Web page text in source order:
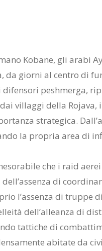
Ko­ba­ne, gli ara­bi
da gior­ni al cen­tro di
di­fen­so­ri pesh­mer­ga,
vil­lag­gi del­la
stra­te­gi­ca.
la pro­pria area di
che i raid
del­l’as­sen­za di
l’as­sen­za di
del­l’al­lean­za di
tat­ti­che di
abi­ta­te da